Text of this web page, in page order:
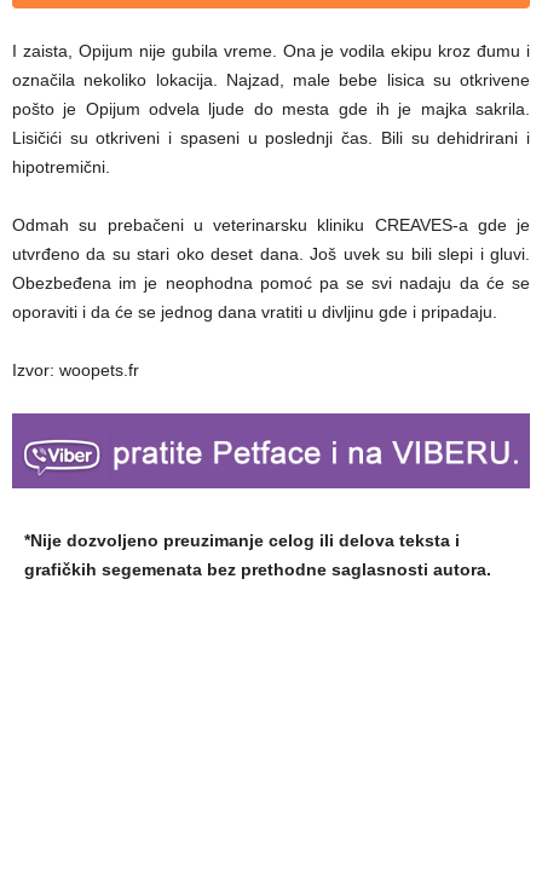
I zaista, Opijum nije gubila vreme. Ona je vodila ekipu kroz đumu i
označila nekoliko lokacija. Najzad, male bebe lisica su otkrivene
pošto je Opijum odvela ljude do mesta gde ih je majka sakrila.
Lisičići su otkriveni i spaseni u poslednji čas. Bili su dehidrirani i
hipotremični.
Odmah su prebačeni u veterinarsku kliniku CREAVES-a gde je
utvrđeno da su stari oko deset dana. Još uvek su bili slepi i gluvi.
Obezbeđena im je neophodna pomoć pa se svi nadaju da će se
oporaviti i da će se jednog dana vratiti u divljinu gde i pripadaju.
Izvor: woopets.fr
*Nije dozvoljeno preuzimanje celog ili delova teksta i
grafičkih segemenata bez prethodne saglasnosti autora.